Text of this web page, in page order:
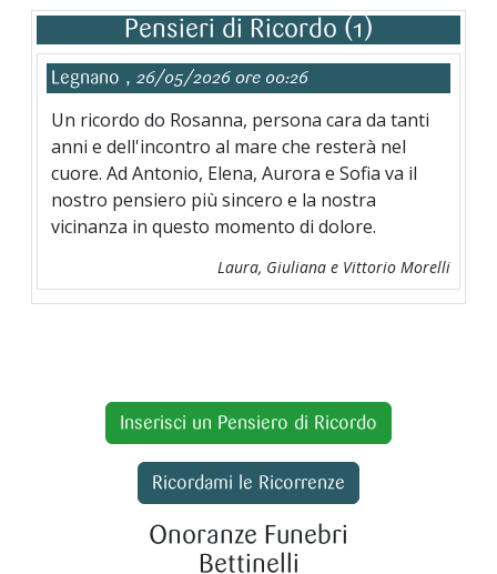
Pensieri di Ricordo (1)
Legnano , 26/05/2026 ore 00:26
Un ricordo do Rosanna, persona cara da tanti
anni e dell'incontro al mare che resterà nel
cuore. Ad Antonio, Elena, Aurora e Sofia va il
nostro pensiero più sincero e la nostra
vicinanza in questo momento di dolore.
Laura, Giuliana e Vittorio Morelli
Inserisci un Pensiero di Ricordo
Ricordami le Ricorrenze
Onoranze Funebri
Bettinelli